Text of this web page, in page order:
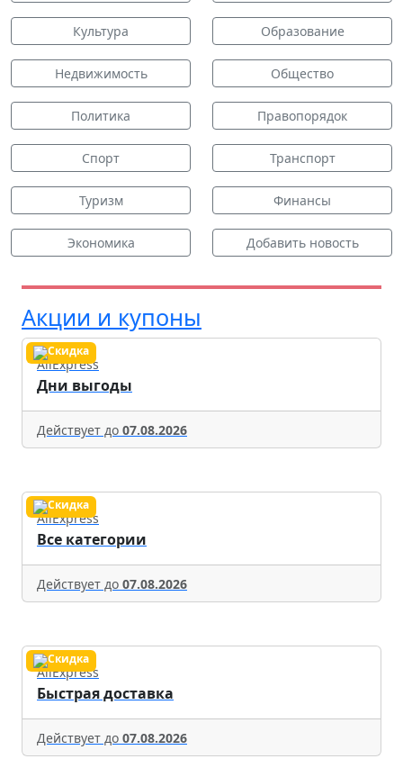
Культура Образование
Недвижимость Общество
Политика Правопорядок
Спорт Транспорт
Туризм Финансы
Экономика Добавить новость
Акции и купоны
AliExpress
Дни выгоды
Действует до 07.08.2026
AliExpress
Все категории
Действует до 07.08.2026
AliExpress
Быстрая доставка
Действует до 07.08.2026